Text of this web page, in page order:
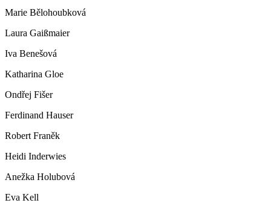
Marie Bělohoubková
Laura Gaißmaier
Iva Benešová
Katharina Gloe
Ondřej Fišer
Ferdinand Hauser
Robert Franěk
Heidi Inderwies
Anežka Holubová
Eva Kell